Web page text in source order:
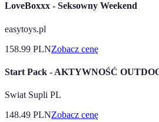
LoveBoxxx - Seksowny Weekend
easytoys.pl
158.99 PLNZobacz cenę
Start Pack - AKTYWNOŚĆ
Swiat Supli PL
148.49 PLNZobacz cenę